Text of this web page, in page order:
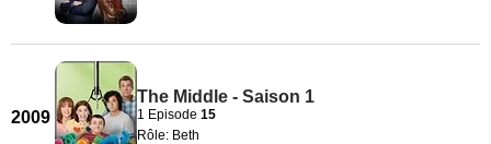
2009
The Middle - Saison 1
1 Episode 15
Rôle: Beth